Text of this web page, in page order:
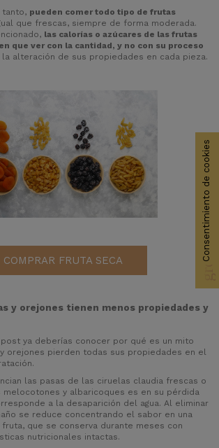
tanto, pueden comer todo tipo de frutas
que frescas, siempre de forma moderada.
las calorías o azúcares de las frutas
que ver con la cantidad, y no con su proceso
la alteración de sus propiedades en cada pieza.
COMPRAR FRUTA SECA
y orejones tienen menos propiedades y
ya deberías conocer por qué es un mito
orejones pierden todas sus propiedades en el
las pasas de las ciruelas claudia frescas o
y albaricoques es en su pérdida
a la desaparición del agua. Al eliminar
se reduce concentrando el sabor en una
fruta, que se conserva durante meses con
nutricionales intactas.
group_work
Consentimiento de cookies